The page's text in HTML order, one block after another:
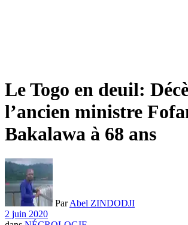
Le Togo en deuil:
l’ancien ministre
Bakalawa à 68 ans
Par Abel ZINDODJI
2 juin 2020